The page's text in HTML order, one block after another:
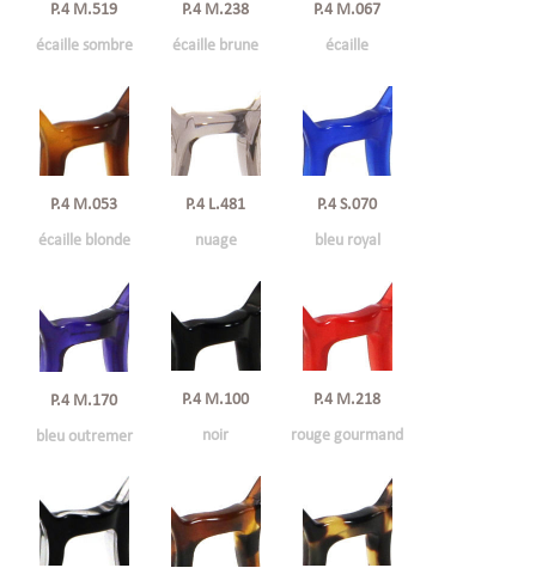
P.4 M.519
écaille sombre
P.4 M.238
écaille brune
P.4 M.067
écaille
P.4 M.053
écaille blonde
P.4 L.481
nuage
P.4 S.070
bleu royal
P.4 M.170
bleu outremer
P.4 M.100
noir
P.4 M.218
rouge gourmand